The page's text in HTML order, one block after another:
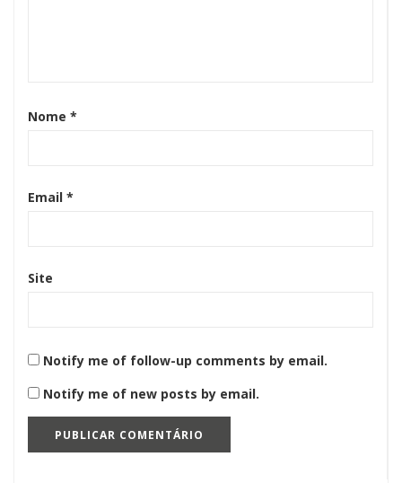
Nome *
Email *
Site
Notify me of follow-up comments by email.
Notify me of new posts by email.